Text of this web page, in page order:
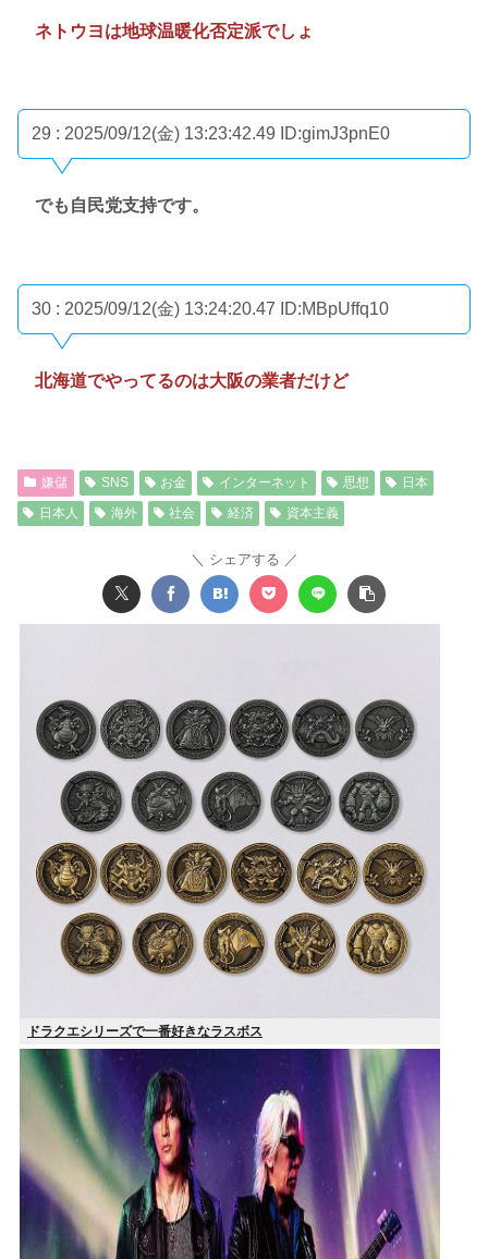
ネトウヨは地球温暖化否定派でしょ
29 : 2025/09/12(金) 13:23:42.49 ID:gimJ3pnE0
でも自民党支持です。
30 : 2025/09/12(金) 13:24:20.47 ID:MBpUffq10
北海道でやってるのは大阪の業者だけど
嫌儲 SNS お金 インターネット 思想
日本
日本人
海外 社会 経済 資本主義
シェアする
ドラクエシリーズで一番好きなラスボス